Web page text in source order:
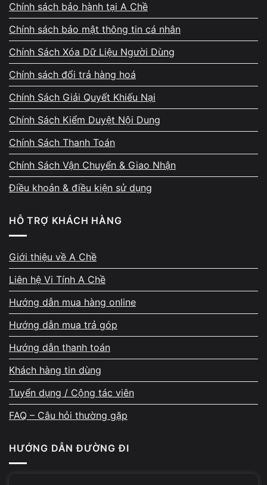
Tạm thời tắt Fast Startupđể tránh xung đột
Bước này đặc biệt hiệu quả với các trường hợp
laptop hibernate xong bị màn hình đen do lỗi hệ thống.
2.3. Xử lý driver gây lỗi hibernate
Cập nhật driver VGA và chipset
Nếu lỗi xuất hiện sau khi update,rollback driver VGA
về phiên bản ổn định
Driver VGA là thành phần
2.4. Trường hợp cần kiểm tra phần cứng
Lỗi xảy ra ngày càng thường xuyên
Chính sách bảo hành tại A Chề
Chính sách bảo mật thông tin cá nhân
Chính Sách Xóa Dữ Liệu Người Dùng
Chính sách đổi trả hàng hoá
Chính Sách Giải Quyết Khiếu Nại
Chính Sách Kiểm Duyệt Nội Dung
Chính Sách Thanh Toán
Chính Sách Vận Chuyển & Giao Nhận
Điều khoản & điều kiện sử dụng
HỖ TRỢ KHÁCH HÀNG
Giới thiệu về A Chề
Liên hệ Vi Tính A Chề
Hướng dẫn mua hàng online
Hướng dẫn mua trả góp
Hướng dẫn thanh toán
Khách hàng tin dùng
Tuyển dụng / Cộng tác viên
FAQ – Câu hỏi thường gặp
HƯỚNG DẪN ĐƯỜNG ĐI